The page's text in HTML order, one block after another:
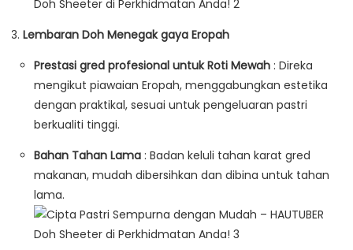
Lembaran Doh Menegak gaya Eropah
Prestasi gred profesional untuk Roti Mewah : Direka
mengikut piawaian Eropah, menggabungkan estetika
dengan praktikal, sesuai untuk pengeluaran pastri
berkualiti tinggi.
Bahan Tahan Lama : Badan keluli tahan karat gred
makanan, mudah dibersihkan dan dibina untuk tahan
lama.